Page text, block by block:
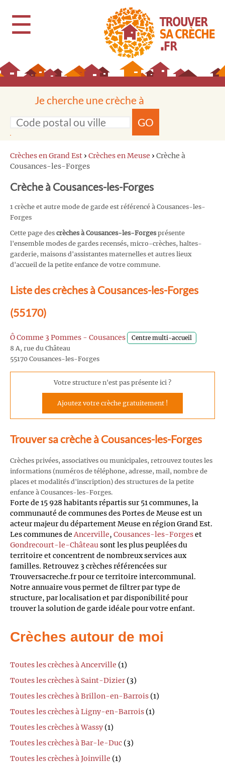
☰
Je cherche une crèche à
GO
Crèches en Grand Est › Crèches en Meuse › Crèche à
Cousances-les-Forges
Crèche à Cousances-les-Forges
1 crèche et autre mode de garde est référencé à Cousances-les-
Forges
Cette page des crèches à Cousances-les-Forgesprésente
l'ensemble modes de gardes recensés, micro-crèches, haltes-
garderie, maisons d'assistantes maternelles et autres lieux
d'accueil de la petite enfance de votre commune.
Liste des crèches à Cousances-les-Forges
(55170)
Ô Comme 3 Pommes - Cousances Centre multi-accueil
8 A, rue du Château
55170 Cousances-les-Forges
Votre structure n'est pas présente ici ?
Ajoutez votre crèche gratuitement !
Trouver sa crèche à Cousances-les-Forges
Crèches privées, associatives ou municipales, retrouvez toutes les
informations (numéros de téléphone, adresse, mail, nombre de
places et modalités d'inscription) des structures de la petite
enfance à Cousances-les-Forges.
Forte de 15 928 habitants répartis sur 51 communes, la
communauté de communes des Portes de Meuse est un
acteur majeur du département Meuse en région Grand Est.
Les communes deAncerville, Cousances-les-Forgeset
Gondrecourt-le-Châteausont les plus peuplées du
territoire et concentrent de nombreux services aux
familles. Retrouvez 3 crèches référencées sur
Trouversacreche.fr pour ce territoire intercommunal.
Notre annuaire vous permet de filtrer par type de
structure, par localisation et par disponibilité pour
trouver la solution de garde idéale pour votre enfant.
Crèches autour de moi
Toutes les crèches à Ancerville (1)
Toutes les crèches à Saint-Dizier (3)
Toutes les crèches à Brillon-en-Barrois (1)
Toutes les crèches à Ligny-en-Barrois (1)
Toutes les crèches à Wassy (1)
Toutes les crèches à Bar-le-Duc (3)
Toutes les crèches à Joinville (1)